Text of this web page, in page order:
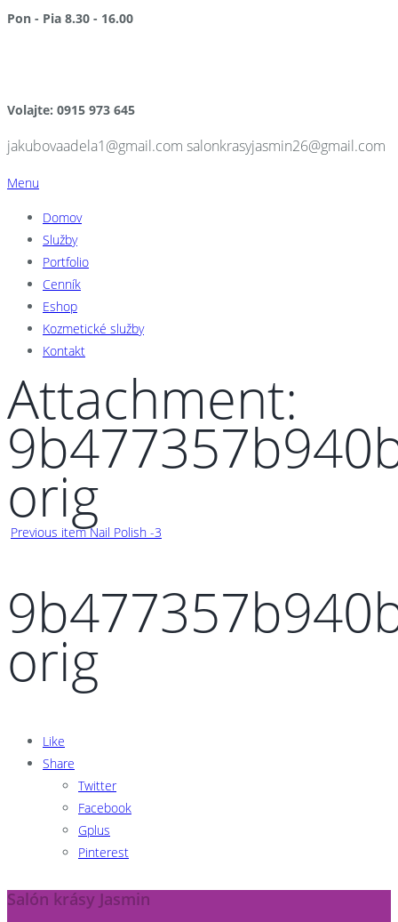
Pon - Pia 8.30 - 16.00
Volajte: 0915 973 645
jakubovaadela1@gmail.com salonkrasyjasmin26@gmail.com
Menu
Domov
Služby
Portfolio
Cenník
Eshop
Kozmetické služby
Kontakt
Attachment:
orig
Previous itemNail Polish -3
orig
Like
Share
Twitter
Facebook
Gplus
Pinterest
Salón krásy Jasmin